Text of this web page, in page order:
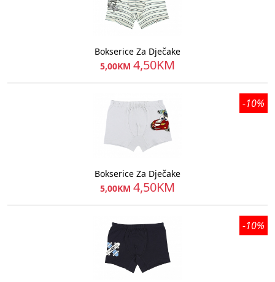
Bokserice Za Dječake
5,00KM 4,50KM
Bokserice Za Dječake
5,00KM 4,50KM
-10%
-10%